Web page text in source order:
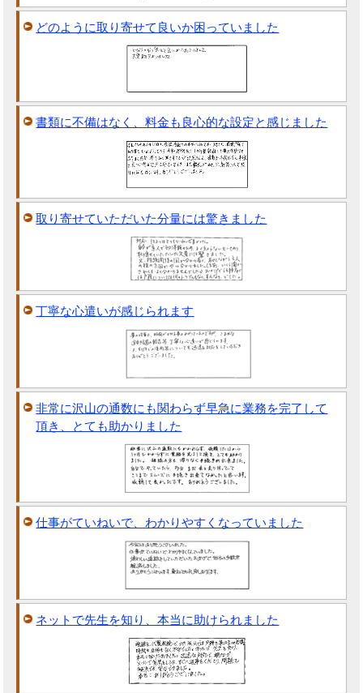
どのように取り寄せて良いか困っていました
書類に不備はなく、料金も良心的な設定と感じました
取り寄せていただいた分量には驚きました
丁寧な心遣いが感じられます
非常に沢山の通数にも関わらず早急に業務を完了して
頂き、とても助かりました
仕事がていねいで、わかりやすくなっていました
ネットで先生を知り、本当に助けられました